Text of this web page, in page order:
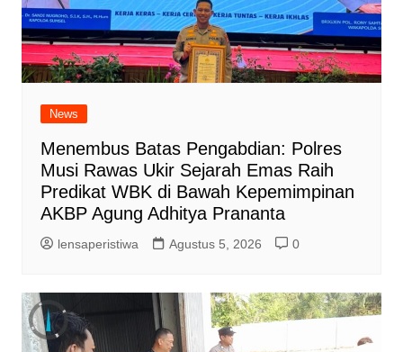
News
Menembus Batas Pengabdian: Polres
Musi Rawas Ukir Sejarah Emas Raih
Predikat WBK di Bawah Kepemimpinan
AKBP Agung Adhitya Prananta
lensaperistiwa Agustus 5, 2026 0